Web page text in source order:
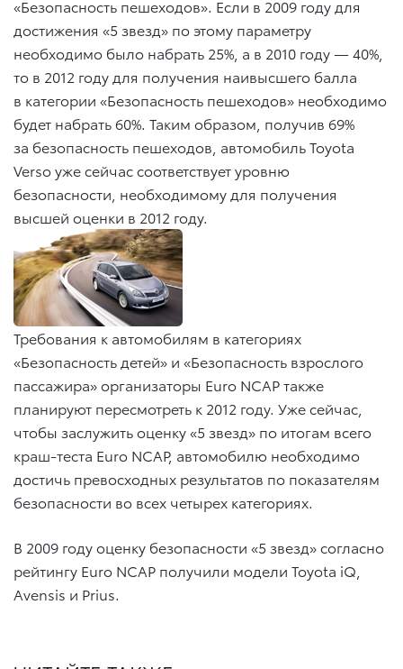
«Безопасность пешеходов». Если в 2009 году для
достижения «5 звезд» по этому параметру
необходимо было набрать 25%, а в 2010 году — 40%,
то в 2012 году для получения наивысшего балла
в категории «Безопасность пешеходов» необходимо
будет набрать 60%. Таким образом, получив 69%
за безопасность пешеходов, автомобиль Toyota
Verso уже сейчас соответствует уровню
безопасности, необходимому для получения
высшей оценки в 2012 году.
Требования к автомобилям в категориях
«Безопасность детей» и «Безопасность взрослого
пассажира» организаторы Euro NCAP также
планируют пересмотреть к 2012 году. Уже сейчас,
чтобы заслужить оценку «5 звезд» по итогам всего
краш-теста Euro NCAP, автомобилю необходимо
достичь превосходных результатов по показателям
безопасности во всех четырех категориях.
В 2009 году оценку безопасности «5 звезд» согласно
рейтингу Euro NCAP получили модели Toyota iQ,
Avensis и Prius.